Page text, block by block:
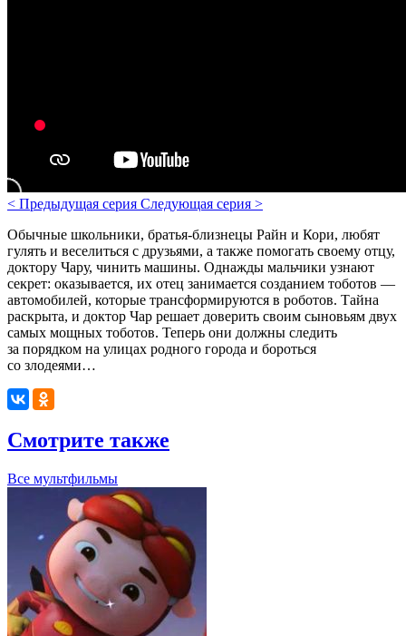
< Предыдущая серия Следующая серия >
Обычные школьники, братья-близнецы Райн и Кори, любят
гулять и веселиться с друзьями, а также помогать своему отцу,
доктору Чару, чинить машины. Однажды мальчики узнают
секрет: оказывается, их отец занимается созданием тоботов —
автомобилей, которые трансформируются в роботов. Тайна
раскрыта, и доктор Чар решает доверить своим сыновьям двух
самых мощных тоботов. Теперь они должны следить
за порядком на улицах родного города и бороться
со злодеями…
Смотрите также
Все мультфильмы